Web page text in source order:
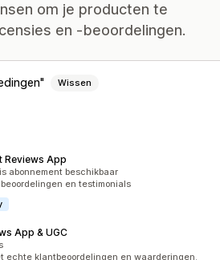
om je producten te
en -beoordelingen.
Wissen
Reviews App
abonnement beschikbaar
en testimonials
App & UGC
echte klantbeoordelingen en waarderingen.